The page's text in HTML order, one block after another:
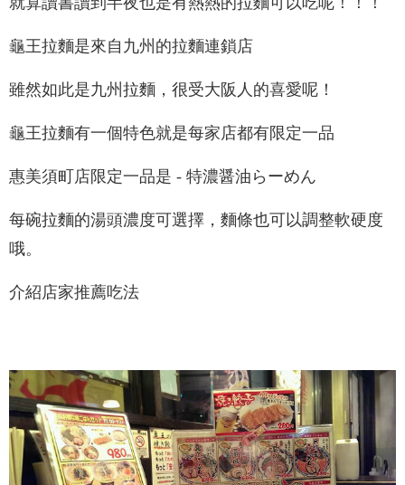
龜王拉麵是來自九州的拉麵連鎖店
雖然如此是九州拉麵，很受大阪人的喜愛呢！
龜王拉麵有一個特色就是每家店都有限定一品
惠美須町店限定一品是 - 特濃醤油らーめん
每碗拉麵的湯頭濃度可選擇，麵條也可以調整軟硬度
哦。
介紹店家推薦吃法